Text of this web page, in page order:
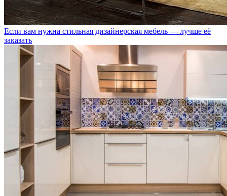
Если вам нужна стильная дизайнерская мебель — лучше её
заказать